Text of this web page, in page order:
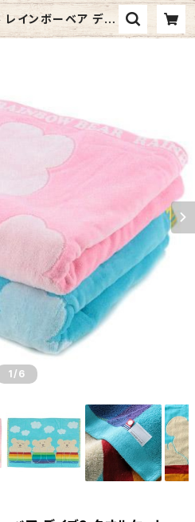
レインボーベア デイ
お昼寝に 今治タオ
1 /6